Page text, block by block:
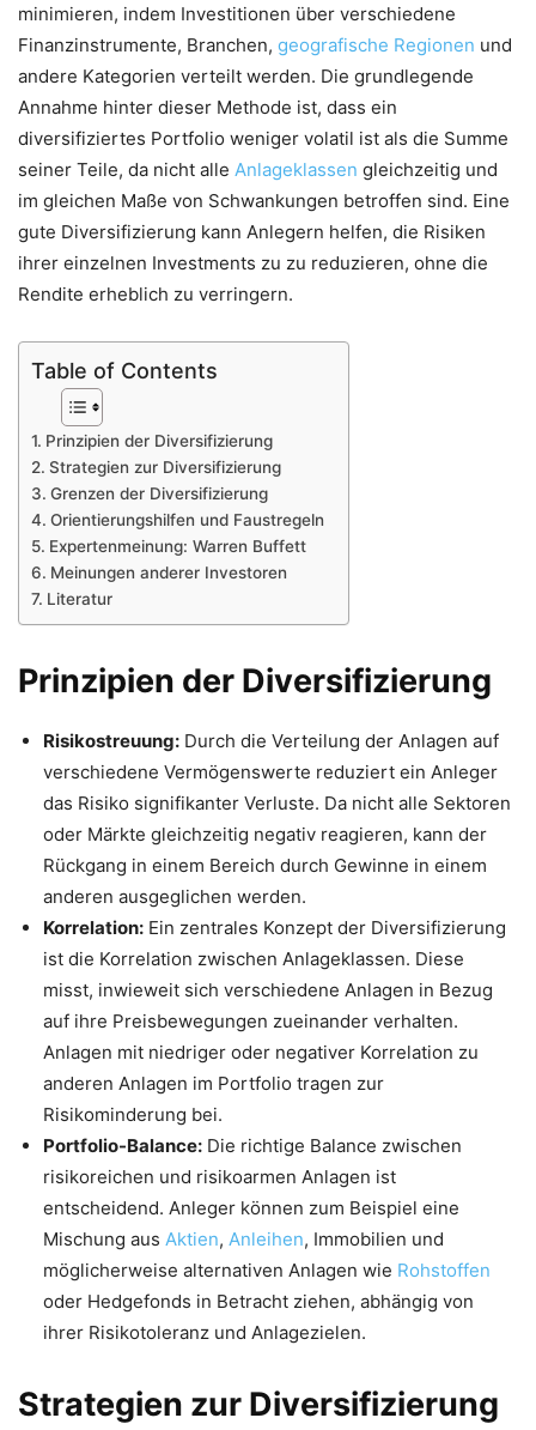
minimieren, indem Investitionen über verschiedene
Finanzinstrumente, Branchen, geografische Regionen und
andere Kategorien verteilt werden. Die grundlegende
Annahme hinter dieser Methode ist, dass ein
diversifiziertes Portfolio weniger volatil ist als die Summe
seiner Teile, da nicht alle Anlageklassen gleichzeitig und
im gleichen Maße von Schwankungen betroffen sind. Eine
gute Diversifizierung kann Anlegern helfen, die Risiken
ihrer einzelnen Investments zu zu reduzieren, ohne die
Rendite erheblich zu verringern.
Table of Contents
Prinzipien der Diversifizierung
Strategien zur Diversifizierung
Grenzen der Diversifizierung
Orientierungshilfen und Faustregeln
Expertenmeinung: Warren Buffett
Meinungen anderer Investoren
Literatur
Prinzipien der Diversifizierung
Risikostreuung: Durch die Verteilung der Anlagen auf
verschiedene Vermögenswerte reduziert ein Anleger
das Risiko signifikanter Verluste. Da nicht alle Sektoren
oder Märkte gleichzeitig negativ reagieren, kann der
Rückgang in einem Bereich durch Gewinne in einem
anderen ausgeglichen werden.
Korrelation: Ein zentrales Konzept der Diversifizierung
ist die Korrelation zwischen Anlageklassen. Diese
misst, inwieweit sich verschiedene Anlagen in Bezug
auf ihre Preisbewegungen zueinander verhalten.
Anlagen mit niedriger oder negativer Korrelation zu
anderen Anlagen im Portfolio tragen zur
Risikominderung bei.
Portfolio-Balance: Die richtige Balance zwischen
risikoreichen und risikoarmen Anlagen ist
entscheidend. Anleger können zum Beispiel eine
Mischung aus Aktien, Anleihen, Immobilien und
möglicherweise alternativen Anlagen wie Rohstoffen
oder Hedgefonds in Betracht ziehen, abhängig von
ihrer Risikotoleranz und Anlagezielen.
Strategien zur Diversifizierung